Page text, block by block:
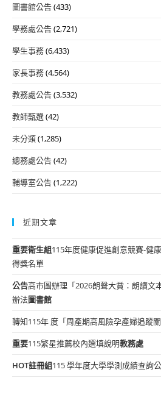
圖書館公告(433)
學務處公告(2,721)
學生事務(6,433)
家長事務(4,564)
教務處公告(3,532)
教師甄選(42)
未分類(1,285)
總務處公告(42)
輔導室公告(1,222)
近期文章
重要衛生組115年度健康促進創意競賽-健
得獎名單
公告高市圖辦理「2026朗聲大賞：朗讀文
辦法圖書館
轉知115年 度「周產期高風險孕產婦追蹤關
重要115繁星推薦校內選填說明教務處
HOT註冊組115 學年度大學學測成績查詢